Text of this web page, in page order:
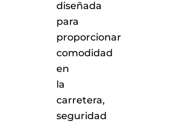
diseñada
para
proporcionar
comodidad
en
la
carretera,
seguridad